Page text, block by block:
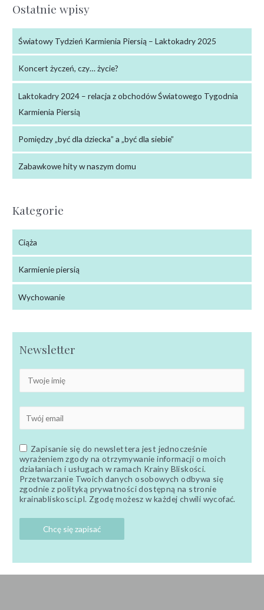
Ostatnie wpisy
Światowy Tydzień Karmienia Piersią – Laktokadry 2025
Koncert życzeń, czy… życie?
Laktokadry 2024 – relacja z obchodów Światowego Tygodnia
Karmienia Piersią
Pomiędzy „być dla dziecka” a „być dla siebie”
Zabawkowe hity w naszym domu
Kategorie
Ciąża
Karmienie piersią
Wychowanie
Newsletter
Zapisanie się do newslettera jest jednocześnie
wyrażeniem zgody na otrzymywanie informacji o moich
działaniach i usługach w ramach Krainy Bliskości.
Przetwarzanie Twoich danych osobowych odbywa się
zgodnie z polityką prywatności dostępną na stronie
krainabliskosci.pl. Zgodę możesz w każdej chwili wycofać.